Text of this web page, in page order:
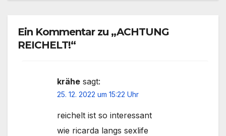
Ein Kommentar zu „ACHTUNG
REICHELT!“
krähe sagt:
25. 12. 2022 um 15:22 Uhr
reichelt ist so interessant
wie ricarda langs sexlife